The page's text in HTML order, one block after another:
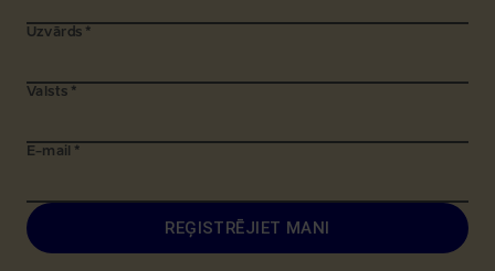
Uzvārds *
Valsts *
E-mail *
REĢISTRĒJIET MANI